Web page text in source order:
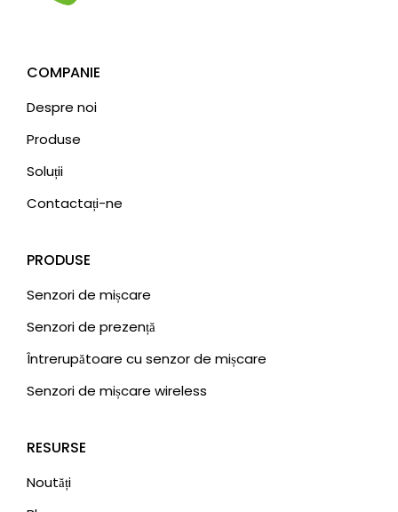
COMPANIE
Despre noi
Produse
Soluții
Contactați-ne
PRODUSE
Senzori de mișcare
Senzori de prezență
Întrerupătoare cu senzor de mișcare
Senzori de mișcare wireless
RESURSE
Noutăți